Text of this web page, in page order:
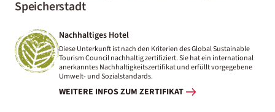
Speicherstadt
Nachhaltiges Hotel
Diese Unterkunft ist nach den Kriterien des Global Sustainable
Tourism Council nachhaltig zertifiziert. Sie hat ein international
anerkanntes Nachhaltigkeitszertifikat und erfüllt vorgegebene
Umwelt- und Sozialstandards.
WEITERE INFOS ZUM ZERTIFIKAT